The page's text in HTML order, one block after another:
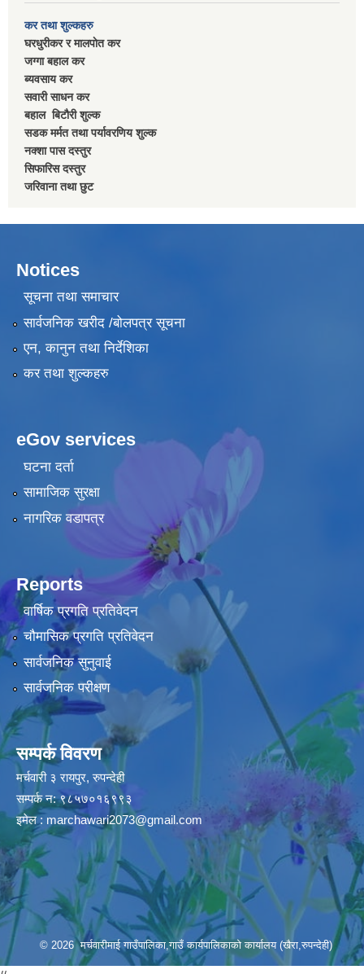
कर तथा शुल्कहरु
घरधुरीकर र मालपाेत कर
जग्गा बहाल कर
ब्यवसाय कर
सवारी साधन कर
बहाल बिटाैरी शुल्क
सडक मर्मत तथा पर्यावरणिय शुल्क
नक्शा पास दस्तुर
सिफारिस दस्तुर
जरिवाना तथा छुट
Notices
सूचना तथा समाचार
सार्वजनिक खरीद /बोलपत्र सूचना
एन, कानुन तथा निर्देशिका
कर तथा शुल्कहरु
eGov services
घटना दर्ता
सामाजिक सुरक्षा
नागरिक वडापत्र
Reports
वार्षिक प्रगति प्रतिवेदन
चौमासिक प्रगति प्रतिवेदन
सार्वजनिक सुनुवाई
सार्वजनिक परीक्षण
सम्पर्क विवरण
मर्चवारी ३ रायपुर, रुपन्देही
सम्पर्क न: ९८५७०१६९९३
इमेल : marchawari2073@gmail.com
© 2026 मर्चवारीमाई गाउँपालिका,गाउँ कार्यपालिकाको कार्यालय (खैरा,रुपन्देही)